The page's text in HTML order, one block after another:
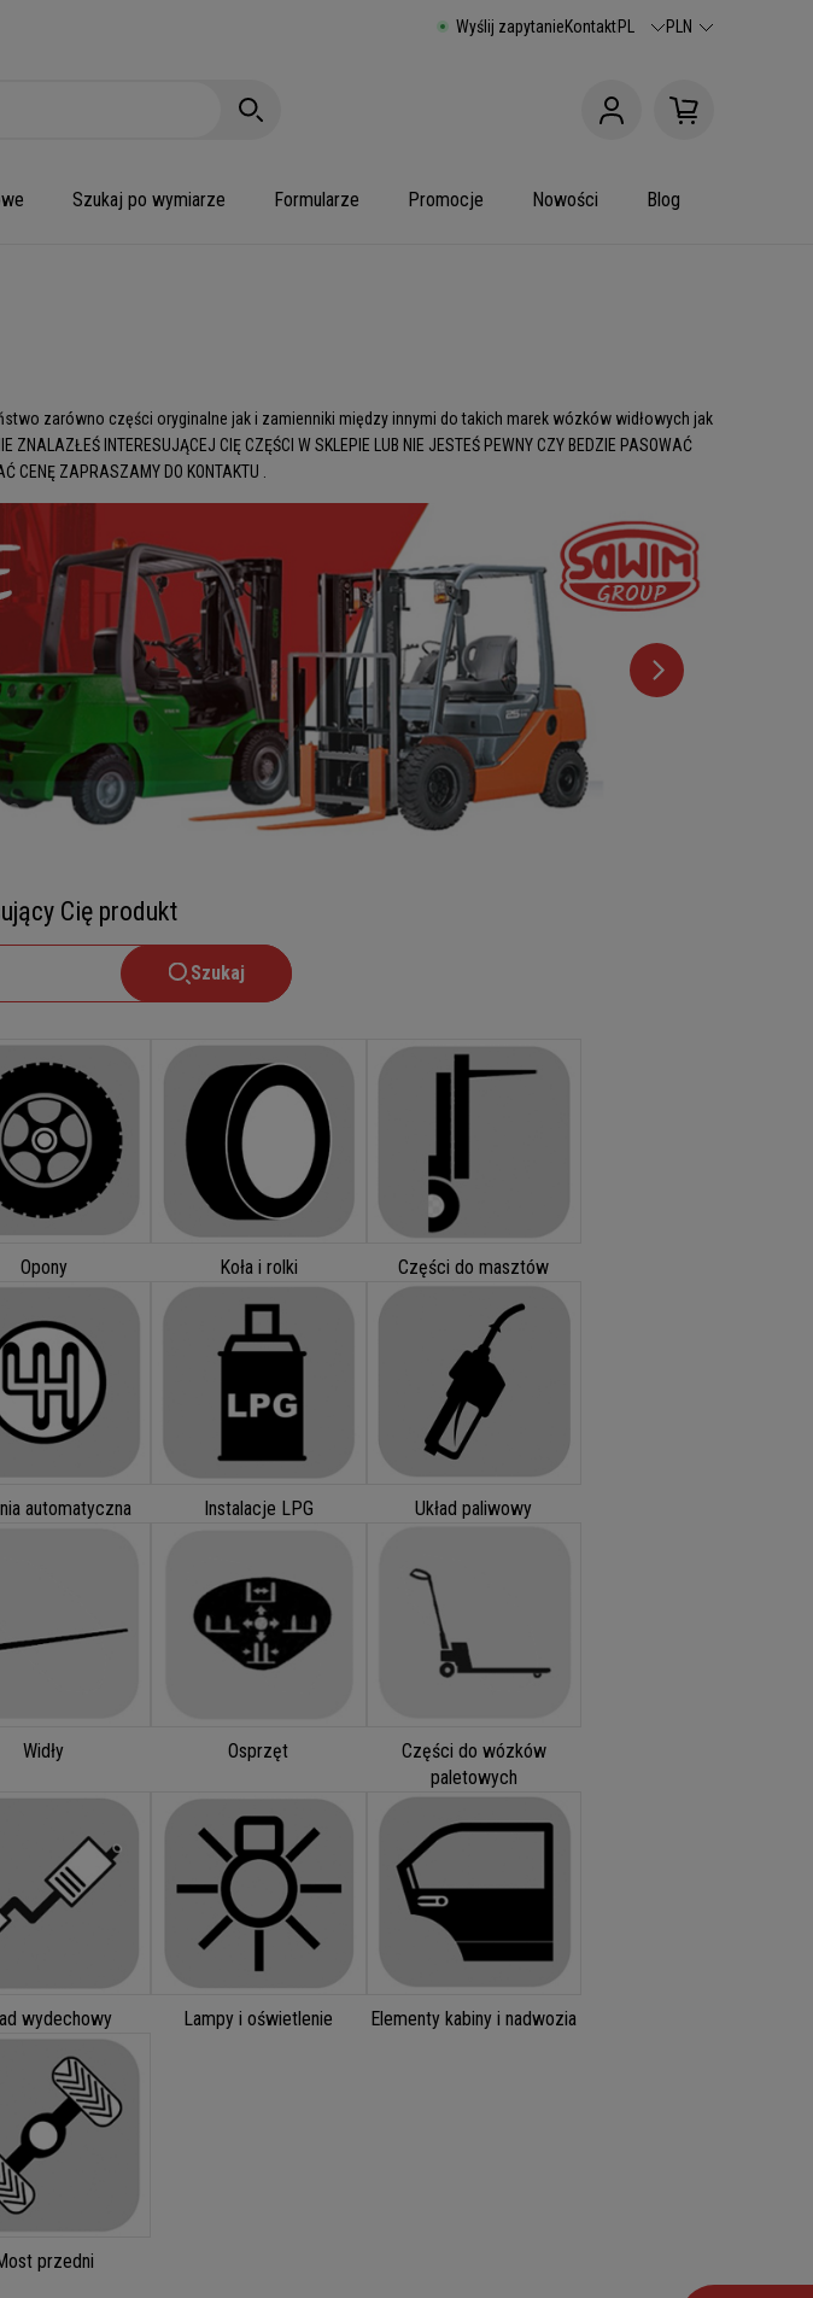
Wyślij zapytanieKontaktPL PLN
Szukaj po wymiarze Formularze Promocje Nowości Blog
zarówno części oryginalne jak i zamienniki między innymi do takich marek wózków widłowych jak
INTERESUJĄCEJ CIĘ CZĘŚCI W SKLEPIE LUB NIE JESTEŚ PEWNY CZY BEDZIE PASOWAĆ
CENĘ ZAPRASZAMY DO KONTAKTU .
Cię produkt
Szukaj
Opony Koła i rolki Części do masztów
automatyczna Instalacje LPG Układ paliwowy
Widły Osprzęt
Części do wózków
paletowych
wydechowy Lampy i oświetlenie Elementy kabiny i nadwozia
przedni